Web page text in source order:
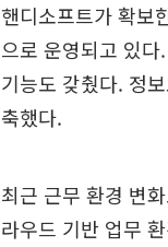
핸디소프트가 확보
으로 운영되고 있
기능도 갖췄다. 정
축했다.
최근 근무 환경 변
라우드 기반 업무